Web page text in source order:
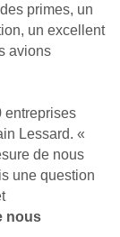
primes, un
un excellent
avions
entreprises
Lessard. «
de nous
une question
nous